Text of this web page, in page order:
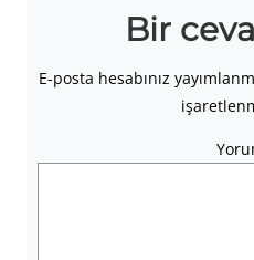
Bir
E-posta hesabınız